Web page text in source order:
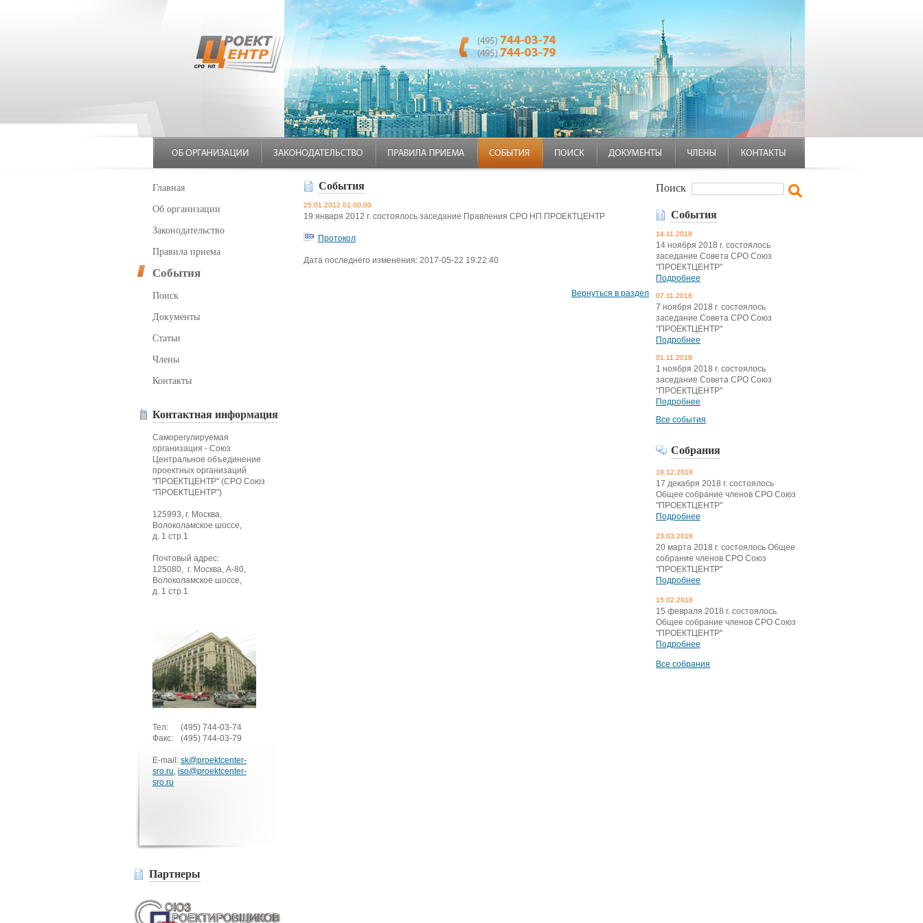
Главная
Об организации
Законодательство
Правила приема
События
Поиск
Документы
Статьи
Члены
Контакты
Контактная информация
Саморегулируемая
организация - Союз
Центральное объединение
проектных организаций
"ПРОЕКТЦЕНТР" (СРО Союз
"ПРОЕКТЦЕНТР")
125993, г. Москва,
Волоколамское шоссе,
д. 1 стр.1
Почтовый адрес:
125080, г. Москва, А-80,
Волоколамское шоссе,
д. 1 стр.1
Тел: (495) 744-03-74
Факс:
(495) 744-03-79
E-mail: sk@proektcenter-
sro.ru, iso@proektcenter-
sro.ru
Партнеры
События
25.01.2012 01:00:00
19 января 2012 г. состоялось заседание Правления СРО НП ПРОЕКТЦЕНТР
Протокол
Дата последнего изменения: 2017-05-22 19:22:40
Вернуться в раздел
Поиск
События
14.11.2018
14 ноября 2018 г. состоялось
заседание Совета СРО Союз
"ПРОЕКТЦЕНТР"
Подробнее
07.11.2018
7 ноября 2018 г. состоялось
заседание Совета СРО Союз
"ПРОЕКТЦЕНТР"
Подробнее
01.11.2018
1 ноября 2018 г. состоялось
заседание Совета СРО Союз
"ПРОЕКТЦЕНТР"
Подробнее
Все события
Собрания
18.12.2018
17 декабря 2018 г. состоялось
Общее собрание членов СРО Союз
"ПРОЕКТЦЕНТР"
Подробнее
23.03.2018
20 марта 2018 г. состоялось Общее
собрание членов СРО Союз
"ПРОЕКТЦЕНТР"
Подробнее
15.02.2018
15 февраля 2018 г. состоялось
Общее собрание членов СРО Союз
"ПРОЕКТЦЕНТР"
Подробнее
Все собрания